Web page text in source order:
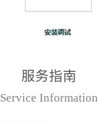
服务指南
Service Information